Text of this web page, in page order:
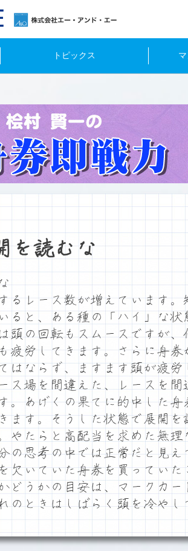
トピックス
を読むな
るレース数が増えています。
ると、ある種の「ハイ」な状
頭の回転もスムースですが、
疲労してきます。さらに舟券
はならず、ますます頭が疲労
ス場を間違えた、レースを間
。あげくの果てに的中した舟
ます。そうした状態で展開を
やたらと高配当を求めた無理
の思考の中では正常だと見え
欠いていた舟券を買っていた
どうかの目安は、マークカー
のときはしばらく頭を冷やし